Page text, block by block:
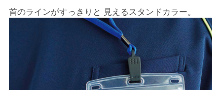
首のラインがすっきりと 見えるスタンドカラー。